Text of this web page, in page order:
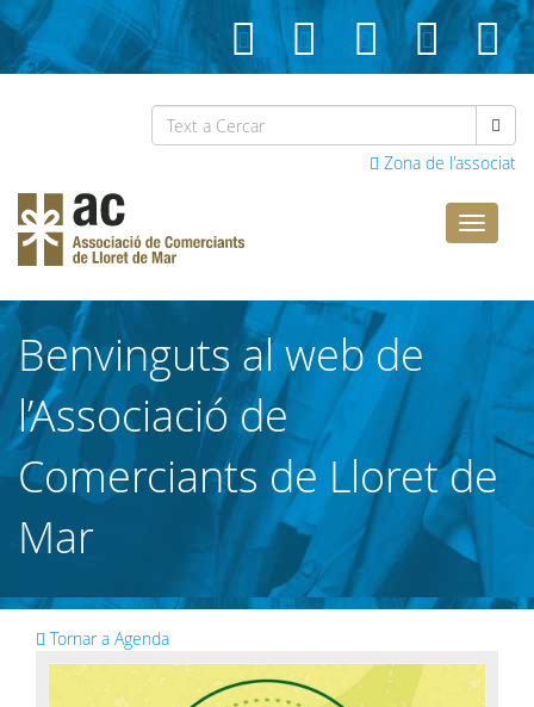
Zona de l'associat
Lloret
Benvinguts al web de
l’Associació de
Comerciants de Lloret de
Mar
Tornar a Agenda